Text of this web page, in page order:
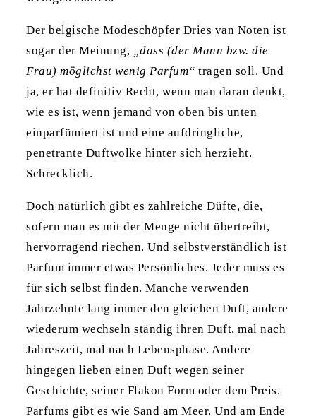
Der belgische Modeschöpfer Dries van Noten ist
sogar der Meinung,
„dass (der Mann bzw. die
Frau) möglichst wenig Parfum“ tragen soll. Und
ja, er hat definitiv Recht, wenn man daran denkt,
wie es ist, wenn jemand von oben bis unten
einparfümiert ist und eine aufdringliche,
penetrante Duftwolke hinter sich herzieht.
Schrecklich.
Doch natürlich gibt es zahlreiche Düfte, die,
sofern man es mit der Menge nicht übertreibt,
hervorragend riechen. Und selbstverständlich ist
Parfum immer etwas Persönliches. Jeder muss es
für sich selbst finden. Manche verwenden
Jahrzehnte lang immer den gleichen Duft, andere
wiederum wechseln ständig ihren Duft, mal nach
Jahreszeit, mal nach Lebensphase. Andere
hingegen lieben einen Duft wegen seiner
Geschichte, seiner Flakon Form oder dem Preis.
Parfums gibt es wie Sand am Meer. Und am Ende